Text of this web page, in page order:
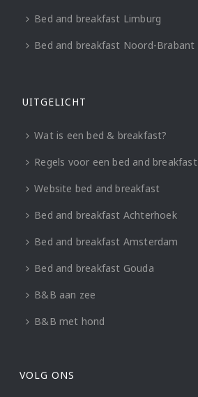
Bed and breakfast Limburg
Bed and breakfast Noord-Brabant
UITGELICHT
Wat is een bed & breakfast?
Regels voor een bed and breakfast
Website bed and breakfast
Bed and breakfast Achterhoek
Bed and breakfast Amsterdam
Bed and breakfast Gouda
B&B aan zee
B&B met hond
VOLG ONS